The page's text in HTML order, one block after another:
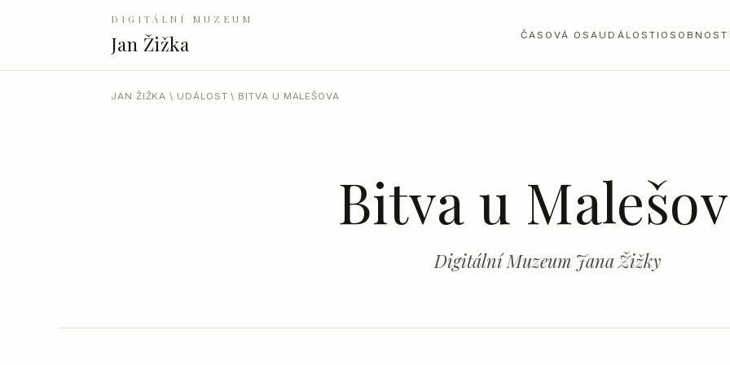
DIGITÁLNÍ MUZEUM
Jan Žižka ČASOVÁ OSA UDÁLOSTI OSOBNOSTI
JAN ŽIŽKA \ UDÁLOST \ BITVA U MALEŠOVA
Bitva u
Digitální Muzeum Jana Žižky